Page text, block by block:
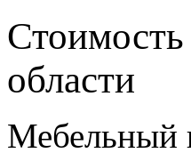
области
Мебельный